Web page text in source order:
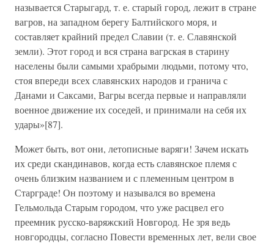
называется Старыгард, т. е. старый город, лежит в стране
вагров, на западном берегу Балтийского моря, и
составляет крайний предел Славии (т. е. Славянской
земли). Этот город и вся страна вагрская в старину
населены были самыми храбрыми людьми, потому что,
стоя впереди всех славянских народов и гранича с
Данами и Саксами, Вагры всегда первые и направляли
военное движение их соседей, и принимали на себя их
удары»[87].
Может быть, вот они, летописные варяги! Зачем искать
их среди скандинавов, когда есть славянское племя с
очень близким названием и с племенным центром в
Старграде! Он поэтому и назывался во времена
Гельмольда Старым городом, что уже расцвел его
преемник русско-варяжский Новгород. Не зря ведь
новгородцы, согласно Повести временных лет, вели свое